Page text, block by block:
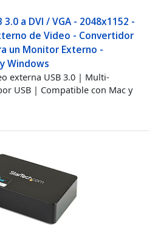
a DVI / VGA - 2048x1152 -
de Video - Convertidor
un Monitor Externo -
Windows
externa USB 3.0 | Multi-
USB | Compatible con Mac y